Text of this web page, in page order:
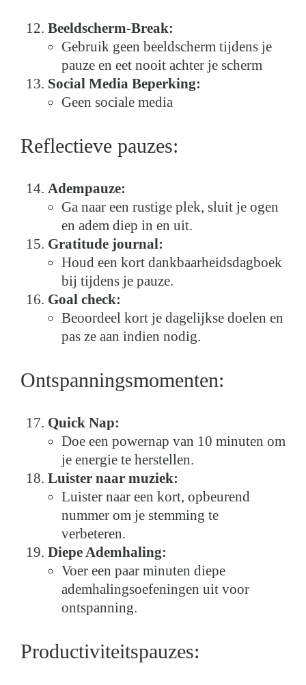
Beeldscherm-Break:
Gebruik geen beeldscherm tijdens je
pauze en eet nooit achter je scherm
Social Media Beperking:
Geen sociale media
Reflectieve pauzes:
Adempauze:
Ga naar een rustige plek, sluit je ogen
en adem diep in en uit.
Gratitude journal:
Houd een kort dankbaarheidsdagboek
bij tijdens je pauze.
Goal check:
Beoordeel kort je dagelijkse doelen en
pas ze aan indien nodig.
Ontspanningsmomenten:
Quick Nap:
Doe een powernap van 10 minuten om
je energie te herstellen.
Luister naar muziek:
Luister naar een kort, opbeurend
nummer om je stemming te
verbeteren.
Diepe Ademhaling:
Voer een paar minuten diepe
ademhalingsoefeningen uit voor
ontspanning.
Productiviteitspauzes: